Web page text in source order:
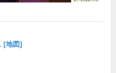
[地図]